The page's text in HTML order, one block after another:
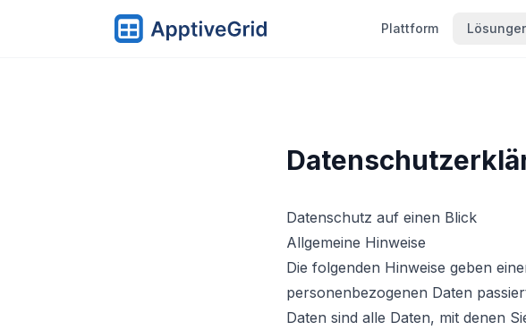
Plattform
Datenschutz auf einen Blick
Allgemeine Hinweise
Die folgenden Hinweise geben
personenbezogenen Daten
Daten sind alle Daten, mit denen